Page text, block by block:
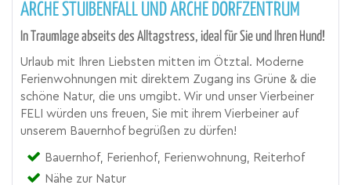
ARCHE STUIBENFALL UND ARCHE DORFZENTRUM
In Traumlage abseits des Alltagstress, ideal für Sie und Ihren Hund!
Urlaub mit Ihren Liebsten mitten im Ötztal. Moderne
Ferienwohnungen mit direktem Zugang ins Grüne & die
schöne Natur, die uns umgibt. Wir und unser Vierbeiner
FELI würden uns freuen, Sie mit ihrem Vierbeiner auf
unserem Bauernhof begrüßen zu dürfen!
Bauernhof, Ferienhof, Ferienwohnung, Reiterhof
Nähe zur Natur